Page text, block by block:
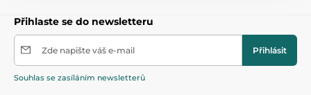
Nosnost: 12 kg
Rozměry (šířka / výška / hloubka cm):
Složený: 67/35/71 cm.
Přihlaste se do newsletteru
Zde napište váš e-mail Přihlásit
Souhlas se zasíláním newsletterů